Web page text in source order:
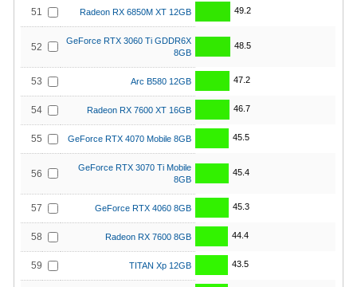
51 Radeon RX 6850M XT 12GB 49.2
52
GeForce RTX 3060 Ti GDDR6X
8GB
48.5
53 Arc B580 12GB 47.2
54 Radeon RX 7600 XT 16GB 46.7
55 GeForce RTX 4070 Mobile 8GB 45.5
56
GeForce RTX 3070 Ti Mobile
8GB
45.4
57 GeForce RTX 4060 8GB 45.3
58 Radeon RX 7600 8GB 44.4
59 TITAN Xp 12GB 43.5